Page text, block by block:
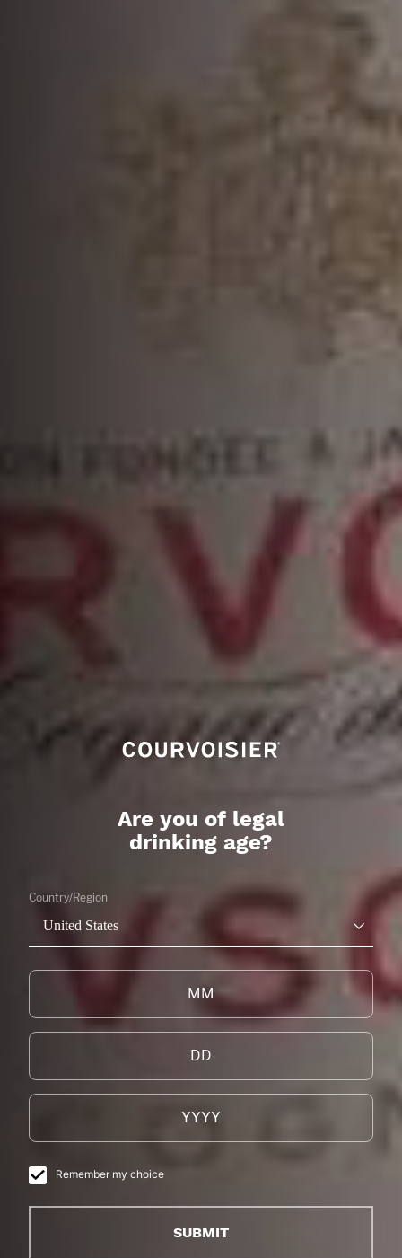
Are you of legal
drinking age?
Country/Region
United States
Remember my choice
SUBMIT
UN COCKTAIL DE QUALITÉ
MEILLEURS INGRÉDIENTS.
L’ART DU COCKTAIL
Notre cognac primé accompagne chaque cocktail
de son caractère unique pour révéler ses saveurs et
la finesse de chaque verre. Déguster un cocktail
avec un cognac de la maison Courvoisier.
Chaque cocktail puise dans les terroirs, les crus et
les générations qui ont élaboré avec soin notre
collection. Un cocktail au cognac qui saura ravir les
papilles de vos invités.